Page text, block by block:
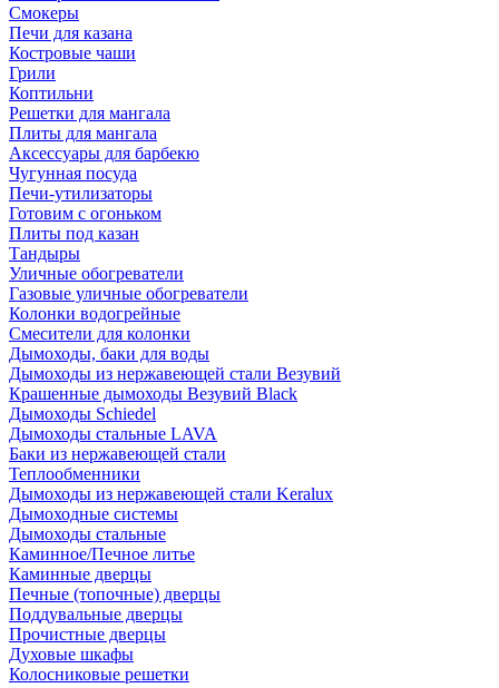
Смокеры
Печи для казана
Костровые чаши
Грили
Коптильни
Решетки для мангала
Плиты для мангала
Аксессуары для барбекю
Чугунная посуда
Печи-утилизаторы
Готовим с огоньком
Плиты под казан
Тандыры
Уличные обогреватели
Газовые уличные обогреватели
Колонки водогрейные
Смесители для колонки
Дымоходы, баки для воды
Дымоходы из нержавеющей стали Везувий
Крашенные дымоходы Везувий Black
Дымоходы Schiedel
Дымоходы стальные LAVA
Баки из нержавеющей стали
Теплообменники
Дымоходы из нержавеющей стали Keralux
Дымоходные системы
Дымоходы стальные
Каминное/Печное литье
Каминные дверцы
Печные (топочные) дверцы
Поддувальные дверцы
Прочистные дверцы
Духовые шкафы
Колосниковые решетки